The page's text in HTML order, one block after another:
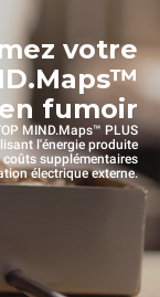
votre
en fumoir
MIND.Maps™ PLUS
l'énergie produite
supplémentaires
électrique externe.